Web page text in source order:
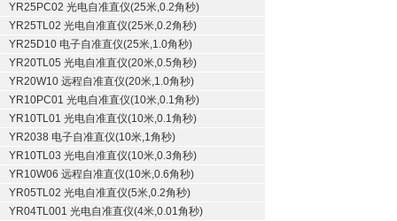
YR25PC02 光电自准直仪(25米,0.2角秒)
YR25TL02 光电自准直仪(25米,0.2角秒)
YR25D10 电子自准直仪(25米,1.0角秒)
YR20TL05 光电自准直仪(20米,0.5角秒)
YR20W10 远程自准直仪(20米,1.0角秒)
YR10PC01 光电自准直仪(10米,0.1角秒)
YR10TL01 光电自准直仪(10米,0.1角秒)
YR2038 电子自准直仪(10米,1角秒)
YR10TL03 光电自准直仪(10米,0.3角秒)
YR10W06 远程自准直仪(10米,0.6角秒)
YR05TL02 光电自准直仪(5米,0.2角秒)
YR04TL001 光电自准直仪(4米,0.01角秒)